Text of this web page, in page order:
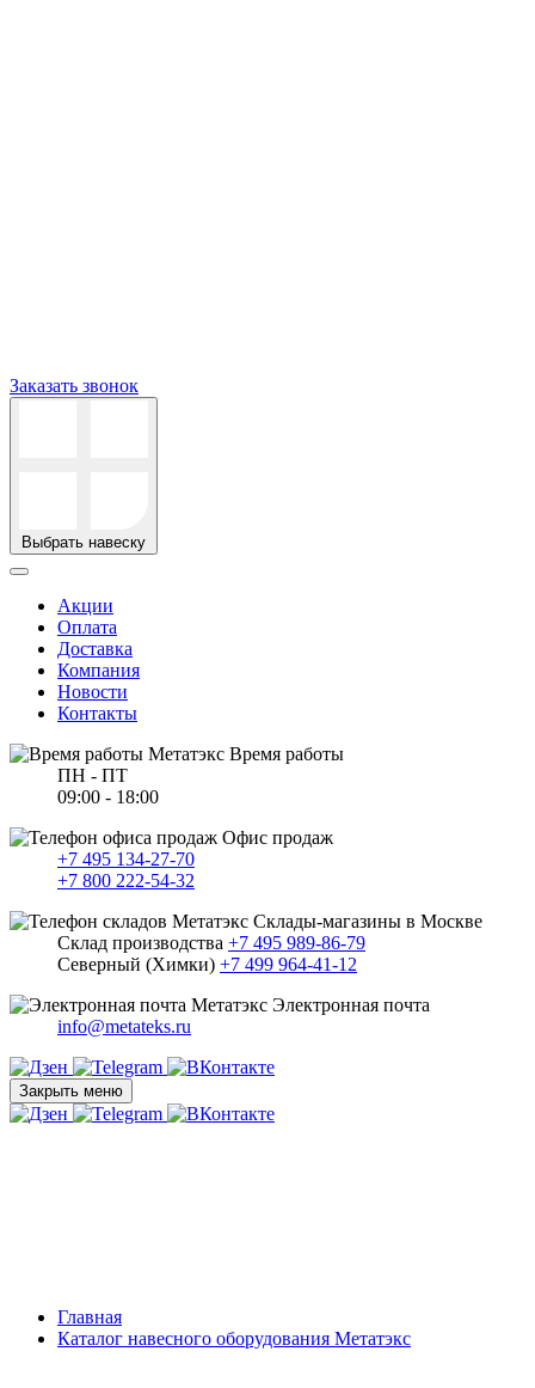
Заказать звонок
Выбрать навеску
Акции
Оплата
Доставка
Компания
Новости
Контакты
Время работы
ПН - ПТ
09:00 - 18:00
Офис продаж
+7 495 134-27-70
+7 800 222-54-32
Склады-магазины в Москве
Склад производства +7 495 989-86-79
Северный (Химки) +7 499 964-41-12
Электронная почта
info@metateks.ru
Закрыть меню
Главная
Каталог навесного оборудования Метатэкс